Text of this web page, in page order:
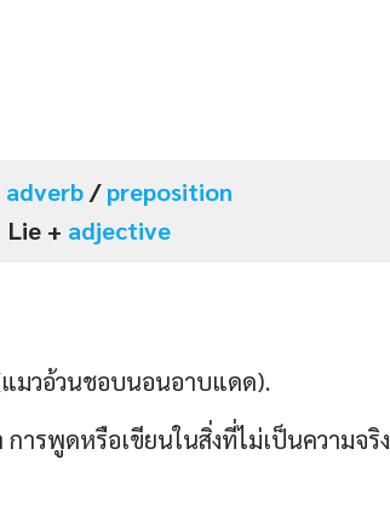
adverb/preposition
Lie + adjective
แมวอ้วนชอบนอนอาบแดด).
การพูดหรือเขียนในสิ่งที่ไม่เป็นความจริง